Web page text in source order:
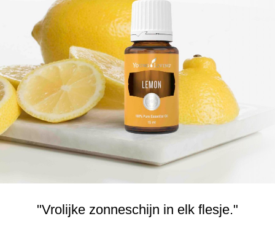
"Vrolijke zonneschijn in elk flesje."